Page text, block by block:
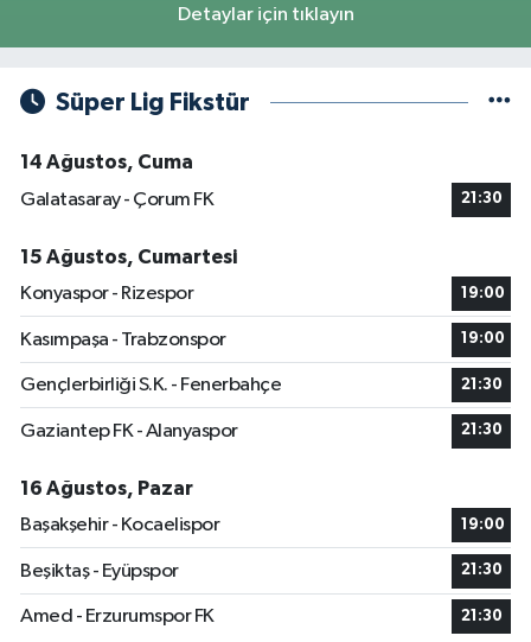
Detaylar için tıklayın
Süper Lig Fikstür
14 Ağustos, Cuma
Galatasaray - Çorum FK
21:30
15 Ağustos, Cumartesi
Konyaspor - Rizespor
19:00
Kasımpaşa - Trabzonspor 19:00
Gençlerbirliği S.K. - Fenerbahçe 21:30
Gaziantep FK - Alanyaspor 21:30
16 Ağustos, Pazar
Başakşehir - Kocaelispor
19:00
Beşiktaş - Eyüpspor 21:30
Amed - Erzurumspor FK 21:30